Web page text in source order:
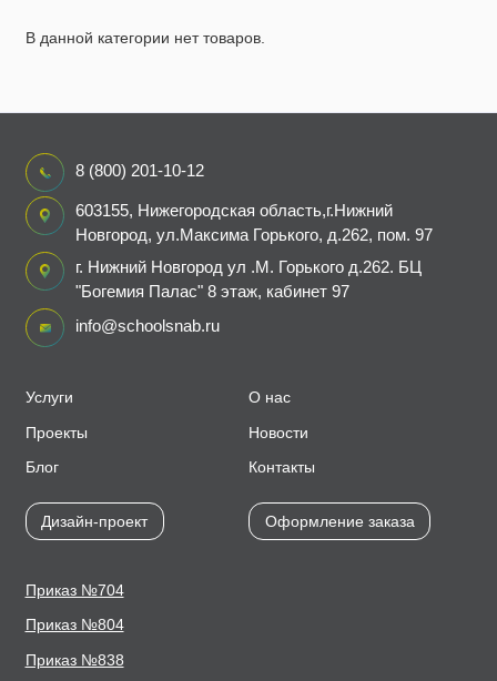
В данной категории нет товаров.
Услуги
Проекты
Блог
Дизайн-проект
О нас
Новости
Контакты
Оформление заказа
Приказ №704
Приказ №804
Приказ №838
8 (800) 201-10-12
603155, Нижегородская область,г.Нижний
Новгород, ул.Максима Горького, д.262, пом. 97
г. Нижний Новгород ул .М. Горького д.262. БЦ
"Богемия Палас" 8 этаж, кабинет 97
info@schoolsnab.ru